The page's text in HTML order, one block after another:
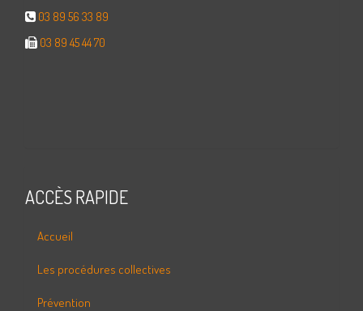
03 89 56 33 89
03 89 45 44 70
ACCÈS RAPIDE
Accueil
Les procédures collectives
Prévention